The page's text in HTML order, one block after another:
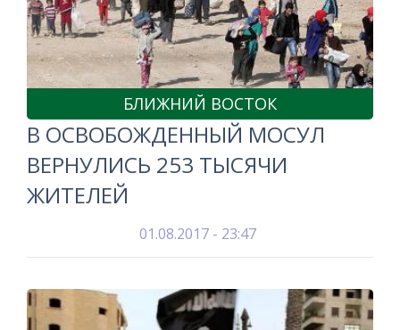
БЛИЖНИЙ ВОСТОК
В ОСВОБОЖДЕННЫЙ МОСУЛ
ВЕРНУЛИСЬ 253 ТЫСЯЧИ
ЖИТЕЛЕЙ
01.08.2017 - 23:47